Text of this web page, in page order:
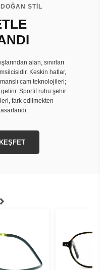
STİL
alan, sınırları
Keskin hatlar,
cam teknolojileri;
Sportif ruhu şehir
fark edilmekten